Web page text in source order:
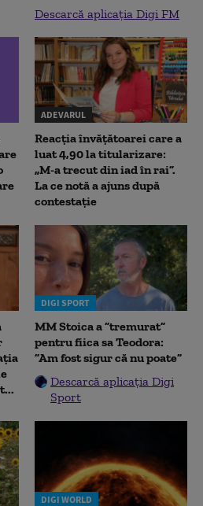
Descarcă aplicația Digi FM
ADEVARUL
Reacția învățătoarei care a
luat 4,90 la titularizare:
„M-a trecut din iad în rai”.
La ce notă a ajuns după
contestație
DIGI SPORT
MM Stoica a ”tremurat”
pentru fiica sa Teodora:
”Am fost sigur că nu poate”
Descarcă aplicația Digi
Sport
DIGI WORLD